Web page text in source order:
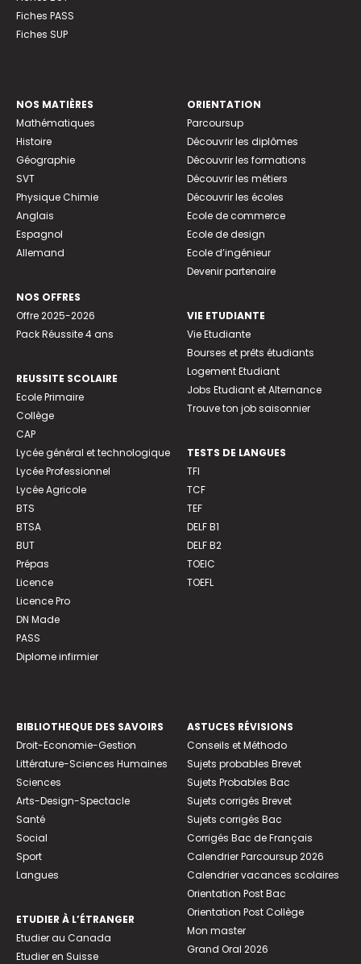
Fiches PASS
Fiches SUP
NOS MATIÈRES
Mathématiques
Histoire
Géographie
SVT
Physique Chimie
Anglais
Espagnol
Allemand
NOS OFFRES
Offre 2025-2026
Pack Réussite 4 ans
REUSSITE SCOLAIRE
Ecole Primaire
Collège
CAP
Lycée général et technologique
Lycée Professionnel
Lycée Agricole
BTS
BTSA
BUT
Prépas
Licence
Licence Pro
DN Made
PASS
Diplome infirmier
ORIENTATION
Parcoursup
Découvrir les diplômes
Découvrir les formations
Découvrir les métiers
Découvrir les écoles
Ecole de commerce
Ecole de design
Ecole d’ingénieur
Devenir partenaire
VIE ETUDIANTE
Vie Etudiante
Bourses et prêts étudiants
Logement Etudiant
Jobs Etudiant et Alternance
Trouve ton job saisonnier
TESTS DE LANGUES
TFI
TCF
TEF
DELF B1
DELF B2
TOEIC
TOEFL
BIBLIOTHEQUE DES SAVOIRS
Droit-Economie-Gestion
Littérature-Sciences Humaines
Sciences
Arts-Design-Spectacle
Santé
Social
Sport
Langues
ETUDIER À L’ÉTRANGER
Etudier au Canada
Etudier en Suisse
ASTUCES RÉVISIONS
Conseils et Méthodo
Sujets probables Brevet
Sujets Probables Bac
Sujets corrigés Brevet
Sujets corrigés Bac
Corrigés Bac de Français
Calendrier Parcoursup 2026
Calendrier vacances scolaires
Orientation Post Bac
Orientation Post Collège
Mon master
Grand Oral 2026